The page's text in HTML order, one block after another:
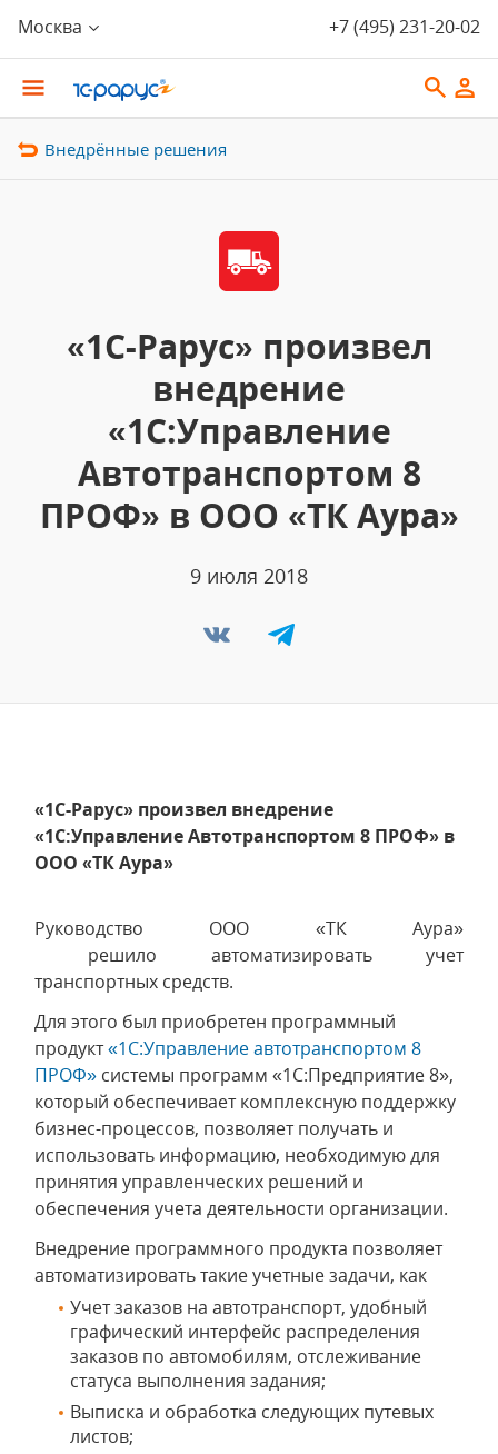
Москва +7 (495) 231-20-02
Внедрённые решения
«1С-Рарус» произвел
внедрение
«1С:Управление
Автотранспортом 8
ПРОФ» в ООО «ТК Аура»
9 июля 2018
«1С-Рарус» произвел внедрение
«1С:Управление Автотранспортом 8 ПРОФ» в
ООО «ТК Аура»
Руководство ООО «ТК Аура»
решило автоматизировать учет
транспортных средств.
Для этого был приобретен программный
продукт«1С:Управление автотранспортом 8
ПРОФ» системы программ «1С:Предприятие 8»,
который обеспечивает комплексную поддержку
бизнес-процессов, позволяет получать и
использовать информацию, необходимую для
принятия управленческих решений и
обеспечения учета деятельности организации.
Внедрение программного продукта позволяет
автоматизировать такие учетные задачи, как
Учет заказов на автотранспорт, удобный
графический интерфейс распределения
заказов по автомобилям, отслеживание
статуса выполнения задания;
Выписка и обработка следующих путевых
листов;